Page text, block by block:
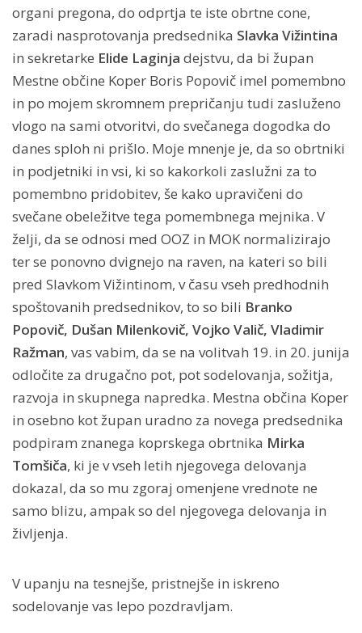
organi pregona, do odprtja te iste obrtne cone,
zaradi nasprotovanja predsednika Slavka Vižintina
in sekretarke Elide Laginja dejstvu, da bi župan
Mestne občine Koper Boris Popovič imel pomembno
in po mojem skromnem prepričanju tudi zasluženo
vlogo na sami otvoritvi, do svečanega dogodka do
danes sploh ni prišlo. Moje mnenje je, da so obrtniki
in podjetniki in vsi, ki so kakorkoli zaslužni za to
pomembno pridobitev, še kako upravičeni do
svečane obeležitve tega pomembnega mejnika. V
želji, da se odnosi med OOZ in MOK normalizirajo
ter se ponovno dvignejo na raven, na kateri so bili
pred Slavkom Vižintinom, v času vseh predhodnih
spoštovanih predsednikov, to so bili Branko
Popovič, Dušan Milenkovič, Vojko Valič, Vladimir
Ražman, vas vabim, da se na volitvah 19. in 20. junija
odločite za drugačno pot, pot sodelovanja, sožitja,
razvoja in skupnega napredka. Mestna občina Koper
in osebno kot župan uradno za novega predsednika
podpiram znanega koprskega obrtnika Mirka
Tomšiča, ki je v vseh letih njegovega delovanja
dokazal, da so mu zgoraj omenjene vrednote ne
samo blizu, ampak so del njegovega delovanja in
življenja.
V upanju na tesnejše, pristnejše in iskreno
sodelovanje vas lepo pozdravljam.